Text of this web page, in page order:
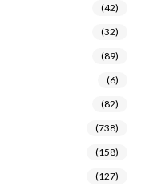
(42)
(32)
(89)
(6)
(82)
(738)
(158)
(127)